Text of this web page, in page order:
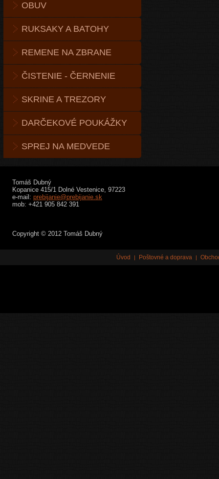
OBUV
RUKSAKY A BATOHY
REMENE NA ZBRANE
ČISTENIE - ČERNENIE
SKRINE A TREZORY
DARČEKOVÉ POUKÁŽKY
SPREJ NA MEDVEDE
Tomáš Dubný
Kopanice 415/1 Dolné Vestenice, 97223
e-mail: prebijanie@prebijanie.sk
mob: +421 905 842 391
Copyright © 2012 Tomáš Dubný
Úvod | Poštovné a doprava |